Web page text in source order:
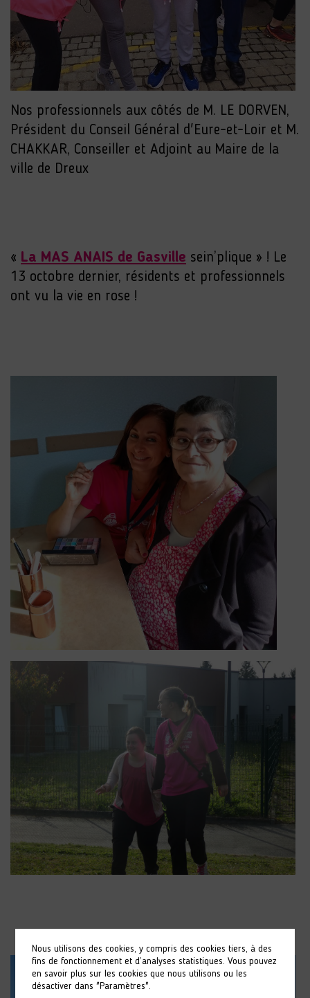
Nos professionnels aux côtés de M. LE DORVEN,
Président du Conseil Général d'Eure-et-Loir et M.
CHAKKAR, Conseiller et Adjoint au Maire de la
ville de Dreux
« La MAS ANAIS de Gasville sein’plique » ! Le
13 octobre dernier, résidents et professionnels
ont vu la vie en rose !
Nous utilisons des cookies, y compris des cookies tiers, à des
fins de fonctionnement et d’analyses statistiques. Vous pouvez
en savoir plus sur les cookies que nous utilisons ou les
désactiver dans "Paramètres".